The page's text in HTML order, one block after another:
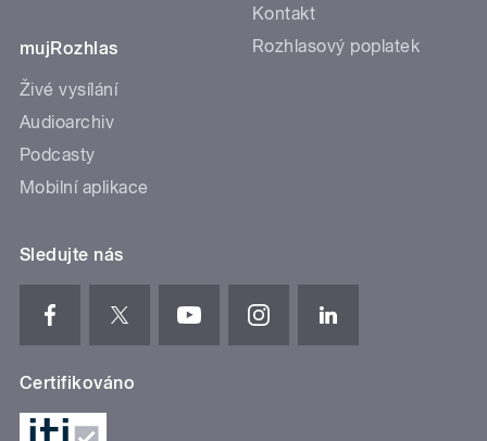
mujRozhlas
Živé vysílání
Audioarchiv
Podcasty
Mobilní aplikace
Kontakt
Rozhlasový poplatek
Sledujte nás
Certifikováno